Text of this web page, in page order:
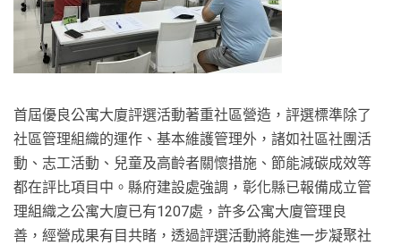
首屆優良公寓大廈評選活動著重社區營造，評選標準除了
社區管理組織的運作、基本維護管理外，諸如社區社團活
動、志工活動、兒童及高齡者關懷措施、節能減碳成效等
都在評比項目中。縣府建設處強調，彰化縣已報備成立管
理組織之公寓大廈已有1207處，許多公寓大廈管理良
善，經營成果有目共睹，透過評選活動將能進一步凝聚社